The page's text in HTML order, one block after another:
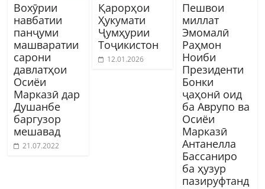
Вохӯрии
навбатии
панҷуми
машваратии
сарони
давлатҳои
Осиёи
Марказӣ дар
Душанбе
баргузор
мешавад
21.07.2022
Қарорҳои
Ҳукумати
Ҷумҳурии
Тоҷикистон
12.01.2026
Пешвои
миллат
Эмомалӣ
Раҳмон
Ноиби
Президенти
Бонки
ҷаҳонӣ оид
ба Аврупо ва
Осиёи
Марказӣ
Антанелла
Бассаниро
ба ҳузур
пазируфтанд